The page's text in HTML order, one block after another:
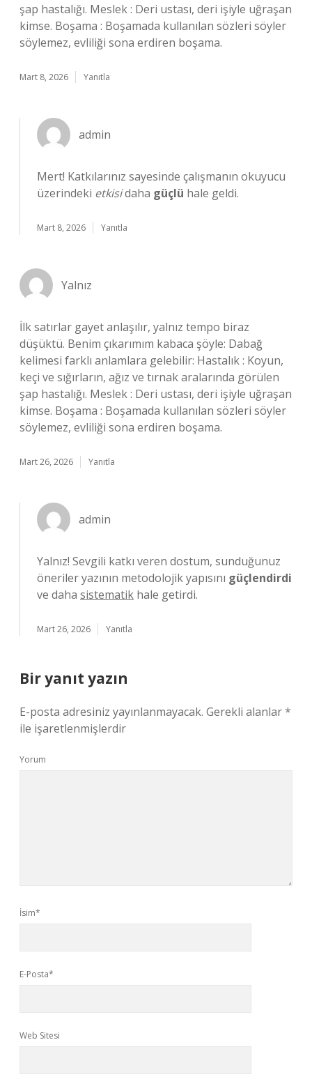
şap hastalığı. Meslek : Deri ustası, deri işiyle uğraşan
kimse. Boşama : Boşamada kullanılan sözleri söyler
söylemez, evliliği sona erdiren boşama.
Mart 8, 2026 Yanıtla
admin
Mert! Katkılarınız sayesinde çalışmanın okuyucu
üzerindeki etkisidaha güçlü hale geldi.
Mart 8, 2026 Yanıtla
Yalnız
İlk satırlar gayet anlaşılır, yalnız tempo biraz
düşüktü. Benim çıkarımım kabaca şöyle: Dabağ
kelimesi farklı anlamlara gelebilir: Hastalık : Koyun,
keçi ve sığırların, ağız ve tırnak aralarında görülen
şap hastalığı. Meslek : Deri ustası, deri işiyle uğraşan
kimse. Boşama : Boşamada kullanılan sözleri söyler
söylemez, evliliği sona erdiren boşama.
Mart 26, 2026 Yanıtla
admin
Yalnız! Sevgili katkı veren dostum, sunduğunuz
öneriler yazının metodolojik yapısını güçlendirdi
ve daha sistematik hale getirdi.
Mart 26, 2026 Yanıtla
Bir yanıt yazın
E-posta adresiniz yayınlanmayacak. Gerekli alanlar*
ile işaretlenmişlerdir
Yorum
İsim*
E-Posta*
Web Sitesi